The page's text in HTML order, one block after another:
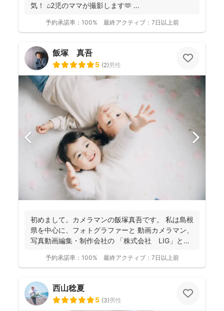
気！ ⌂2児のママが撮影します🫶 ...
予約承諾率： 100% 最終アクティブ： 7日以上前
飯塚 真吾
5 (2)男性
初めまして。カメラマンの飯塚真吾です。 私は島根
県を中心に、フォトグラファーと 動画カメラマン、
写真動画編集・制作会社の 「株式会社 LIG」とい
予約承諾率： 100% 最終アクティブ： 7日以上前
西山稔夏
5 (3)男性